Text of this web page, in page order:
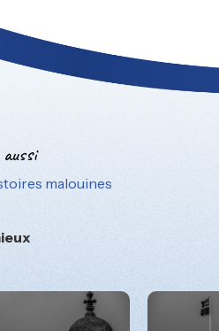
malouines